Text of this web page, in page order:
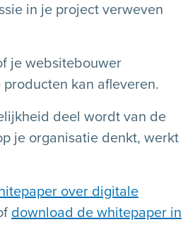
in je project verweven
je websitebouwer
kan afleveren.
deel wordt van de
je organisatie denkt, werkt
over digitale
download de whitepaper in